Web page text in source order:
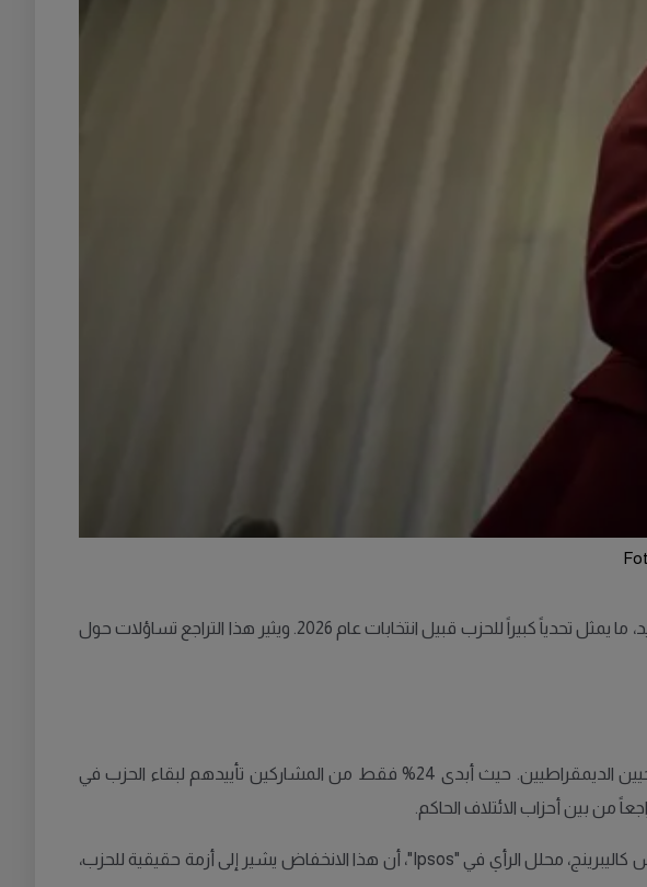
كشفت استطلاعات الرأي الأخيرة عن انخفاض كبير في شعبية حزب المسيحيين الديمقراطيين (KD) في السويد، ما يمثل تحدياً كبيراً للحزب قبيل انتخابات عام 2026. ويثير هذا التراجع تساؤلات حول
" بالتعاون مع "Ipsos" تراجعاً واضحاً في شعبية حزب المسيحيين الديمقراطيين. حيث أبدى 24% فقط من المشاركين تأييدهم لبقاء الحزب في
تراجع دعم المسيحيين الديمقراطيين يعكس تنامي استياء الناخبين من الأداء العام لائتلاف تيودو. وأوضح نيكلاس كاليبرينج، محلل الرأي في "Ipsos"، أن هذا الانخفاض يشير إلى أزمة حقيقية للحزب،